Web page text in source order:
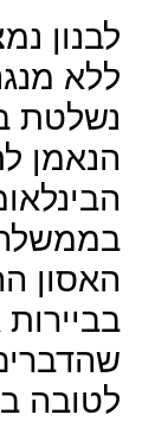
לבנון
ללא
נשלטת
הנאמן
בממשלה
האסון
לטובה